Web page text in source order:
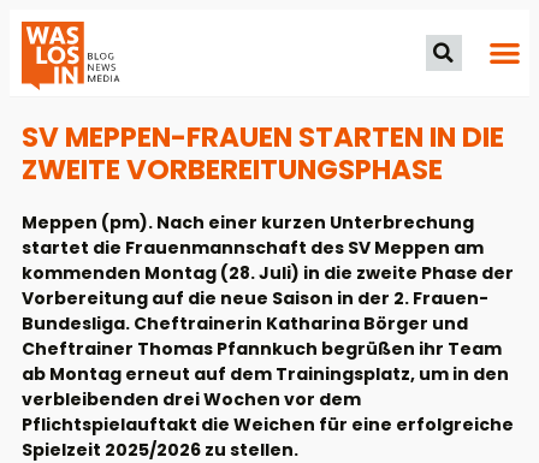
SV MEPPEN-FRAUEN STARTEN IN DIE
ZWEITE VORBEREITUNGSPHASE
Meppen (pm). Nach einer kurzen Unterbrechung
startet die Frauenmannschaft des SV Meppen am
kommenden Montag (28. Juli) in die zweite Phase der
Vorbereitung auf die neue Saison in der 2. Frauen-
Bundesliga. Cheftrainerin Katharina Börger und
Cheftrainer Thomas Pfannkuch begrüßen ihr Team
ab Montag erneut auf dem Trainingsplatz, um in den
verbleibenden drei Wochen vor dem
Pflichtspielauftakt die Weichen für eine erfolgreiche
Spielzeit 2025/2026 zu stellen.